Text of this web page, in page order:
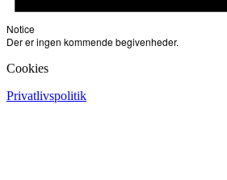
Notice
Der er ingen kommende begivenheder.
Cookies
Privatlivspolitik